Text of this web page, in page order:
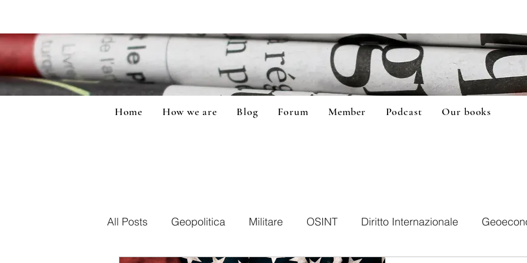
Home How we are Blog Forum Member Podcast Our books
All Posts Geopolitica Militare OSINT Diritto Internazionale